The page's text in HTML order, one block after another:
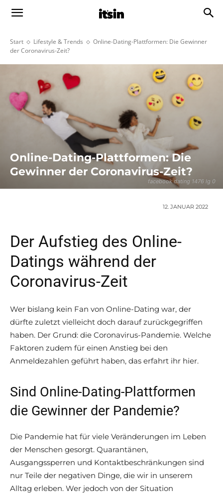
Start Lifestyle & Trends
Online-Dating-Plattformen: Die Gewinner
der Coronavirus-Zeit?
facebook dating 1476 lg 0
Online-Dating-Plattformen: Die
Gewinner der Coronavirus-Zeit?
12. JANUAR 2022
Der Aufstieg des Online-
Datings während der
Coronavirus-Zeit
Wer bislang kein Fan von Online-Dating war, der
dürfte zuletzt vielleicht doch darauf zurückgegriffen
haben. Der Grund: die Coronavirus-Pandemie. Welche
Faktoren zudem für einen Anstieg bei den
Anmeldezahlen geführt haben, das erfahrt ihr hier.
Sind Online-Dating-Plattformen
die Gewinner der Pandemie?
Die Pandemie hat für viele Veränderungen im Leben
der Menschen gesorgt. Quarantänen,
Ausgangssperren und Kontaktbeschränkungen sind
nur Teile der negativen Dinge, die wir in unserem
Alltag erleben. Wer jedoch von der Situation